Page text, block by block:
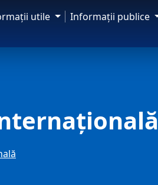
utile Informaţii publice